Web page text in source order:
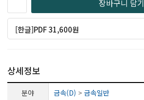
장바구니 담기
[한글]PDF 31,600원
상세정보
분야 금속(D) > 금속일반